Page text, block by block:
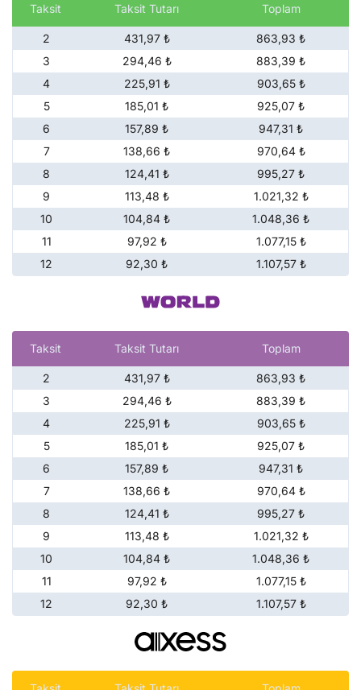
Taksit Taksit Tutarı Toplam
2 431,97 ₺
863,93 ₺
3
294,46 ₺
883,39 ₺
4
225,91 ₺
903,65 ₺
5
185,01 ₺
925,07 ₺
6
157,89 ₺
947,31 ₺
7
138,66 ₺
970,64 ₺
8
124,41 ₺
995,27 ₺
9
113,48 ₺
1.021,32 ₺
10
104,84 ₺
1.048,36 ₺
11
97,92 ₺
1.077,15 ₺
12
92,30 ₺ 1.107,57 ₺
Taksit Taksit Tutarı Toplam
2 431,97 ₺
863,93 ₺
3
294,46 ₺
883,39 ₺
4
225,91 ₺
903,65 ₺
5
185,01 ₺
925,07 ₺
6
157,89 ₺
947,31 ₺
7
138,66 ₺
970,64 ₺
8
124,41 ₺
995,27 ₺
9
113,48 ₺
1.021,32 ₺
10
104,84 ₺
1.048,36 ₺
11
97,92 ₺
1.077,15 ₺
12
92,30 ₺ 1.107,57 ₺